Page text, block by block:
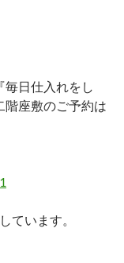
毎日仕入れをし
階座敷のご予約は
ています。